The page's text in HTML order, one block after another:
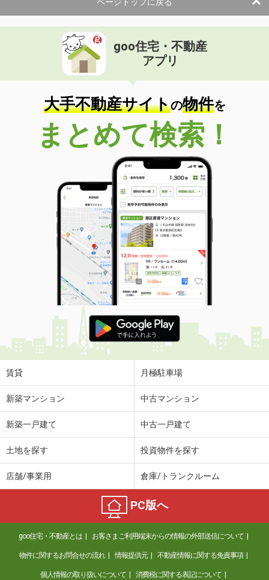
間取り
2K
高知県高知市高須２丁目
価 格
住 所
高知県高知市高須２丁目
専有面積 66.77m²
間取り
3LDK
高知県高知市若草町
価 格
3.20万円
高知県高知市若草町
21.6m²
間取り
2K
高知県高知市南宝永町
価 格
6.20万円
住 所
高知県高知市南宝永町
専有面積 42.2m²
間取り
1LDK
高知県高知市若草町
価 格
5万円
住 所
高知県高知市若草町
専有面積
高知県高知市百石町３
3.80万円
高知県高知市百石町３
3.80万円
住 所
高知県高知市百石町３
専有面積 19.87m²
間取り
1K
高知県高知市北久保
goo住宅・不動産
アプリ
大手不動産サイトの物件を
まとめて検索！
賃貸 月極駐車場
新築マンション 中古マンション
新築一戸建て 中古一戸建て
土地を探す 投資物件を探す
店舗/事業用 倉庫/トランクルーム
PC版へ
goo住宅・不動産とは お客さまご利用端末からの情報の外部送信について
物件に関するお問合せの流れ 情報提供元 不動産情報に関する免責事項
個人情報の取り扱いについて 消費税に関する表記について